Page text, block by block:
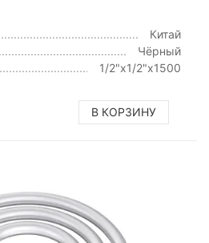
Китай
Чёрный
1/2"x1/2"x1500
В КОРЗИНУ